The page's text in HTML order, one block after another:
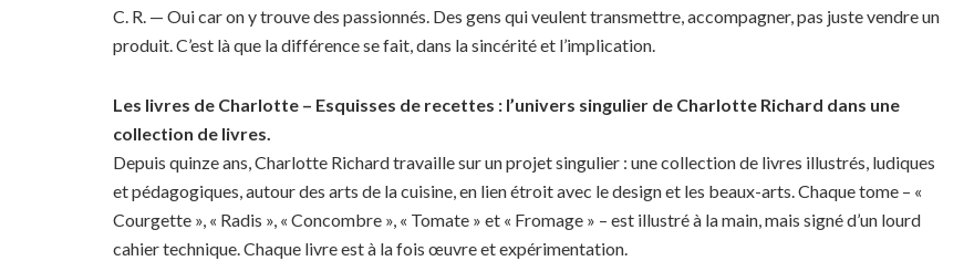
C. R. — Oui car on y trouve des passionnés. Des gens qui veulent transmettre, accompagner, pas juste vendre un
produit. C’est là que la différence se fait, dans la sincérité et l’implication.
Les livres de Charlotte – Esquisses de recettes : l’univers singulier de Charlotte Richard dans une
collection de livres.
Depuis quinze ans, Charlotte Richard travaille sur un projet singulier : une collection de livres illustrés, ludiques
et pédagogiques, autour des arts de la cuisine, en lien étroit avec le design et les beaux-arts. Chaque tome – «
Courgette », « Radis », « Concombre », « Tomate » et « Fromage » – est illustré à la main, mais signé d’un lourd
cahier technique. Chaque livre est à la fois œuvre et expérimentation.